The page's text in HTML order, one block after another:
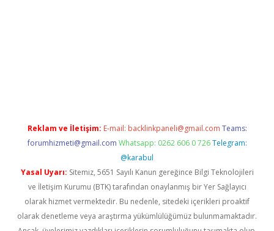
Reklam ve İletişim: E-mail: backlinkpaneli@gmail.com Teams:
forumhizmeti@gmail.com Whatsapp: 0262 606 0 726 Telegram:
@karabul
Yasal Uyarı: Sitemiz, 5651 Sayılı Kanun gereğince Bilgi Teknolojileri
ve İletişim Kurumu (BTK) tarafından onaylanmış bir Yer Sağlayıcı
olarak hizmet vermektedir. Bu nedenle, sitedeki içerikleri proaktif
olarak denetleme veya araştırma yükümlülüğümüz bulunmamaktadır.